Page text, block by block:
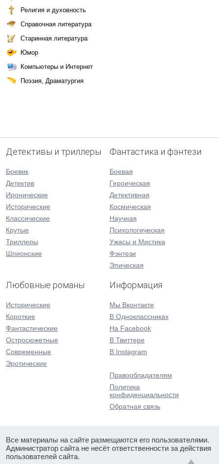
Религия и духовность
Справочная литература
Старинная литература
Юмор
Компьютеры и Интернет
Поэзия, Драматургия
Детективы и триллеры
Боевик
Детектив
Иронические
Исторические
Классические
Крутые
Триллеры
Шпионские
Фантастика и фэнтези
Боевая
Героическая
Детективная
Космическая
Научная
Психологическая
Ужасы и Мистика
Фэнтези
Эпическая
Любовные романы
Исторические
Короткие
Фантастические
Остросюжетные
Современные
Эротические
Информация
Мы Вконтакте
В Одноклассниках
На Facebook
В Твиттере
В Instagram
Правообладателям
Политика
конфиденциальности
Обратная связь
Все материалы на сайте размещаются его пользователями.
Администратор сайта не несёт ответственности за действия
пользователей сайта.